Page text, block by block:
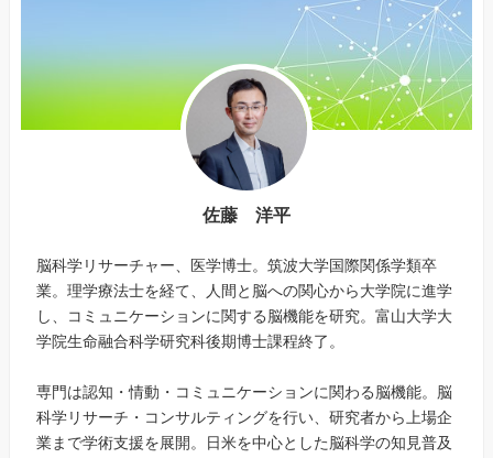
佐藤 洋平
脳科学リサーチャー、医学博士。筑波大学国際関係学類卒
業。理学療法士を経て、人間と脳への関心から大学院に進学
し、コミュニケーションに関する脳機能を研究。富山大学大
学院生命融合科学研究科後期博士課程終了。
専門は認知・情動・コミュニケーションに関わる脳機能。脳
科学リサーチ・コンサルティングを行い、研究者から上場企
業まで学術支援を展開。日米を中心とした脳科学の知見普及